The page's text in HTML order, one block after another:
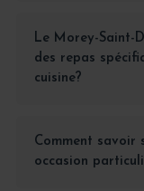
Le Morey-Saint-
des repas
cuisine?
Comment savoir
occasion